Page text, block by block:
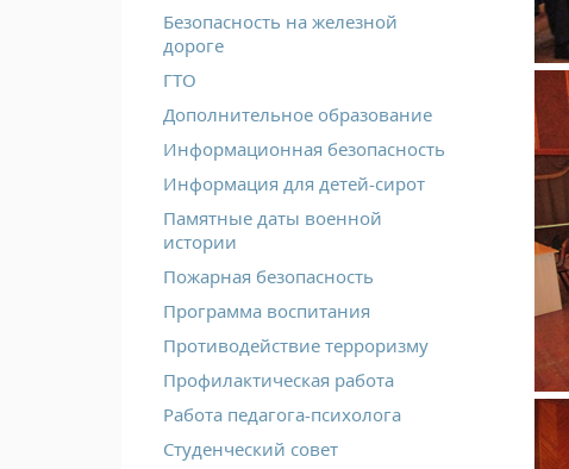
Безопасность на железной
дороге
ГТО
Дополнительное образование
Информационная безопасность
Информация для детей-сирот
Памятные даты военной
истории
Пожарная безопасность
Программа воспитания
Противодействие терроризму
Профилактическая работа
Работа педагога-психолога
Студенческий совет